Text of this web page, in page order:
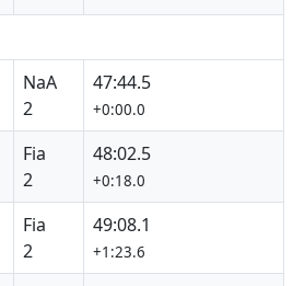
NaA
2
47:44.5
+0:00.0
Fia
2
48:02.5
+0:18.0
Fia
2
49:08.1
+1:23.6